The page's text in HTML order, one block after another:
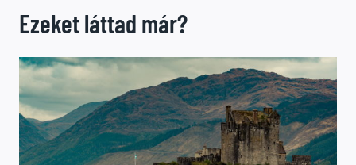
Ezeket láttad már?